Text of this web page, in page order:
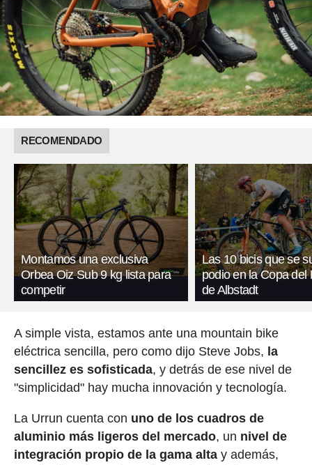
RECOMENDADO
Montamos una exclusiva
Orbea Oiz Sub 9 kg lista para
competir
Las 10 bicis que se
podio en la Copa del
de Albstadt
A simple vista, estamos ante una mountain bike
eléctrica sencilla, pero como dijo Steve Jobs, la
sencillez es sofisticada, y detrás de ese nivel de
"simplicidad" hay mucha innovación y tecnología.
La Urrun cuenta con uno de los cuadros de
aluminio más ligeros del mercado, un nivel de
integración propio de la gama altay además,